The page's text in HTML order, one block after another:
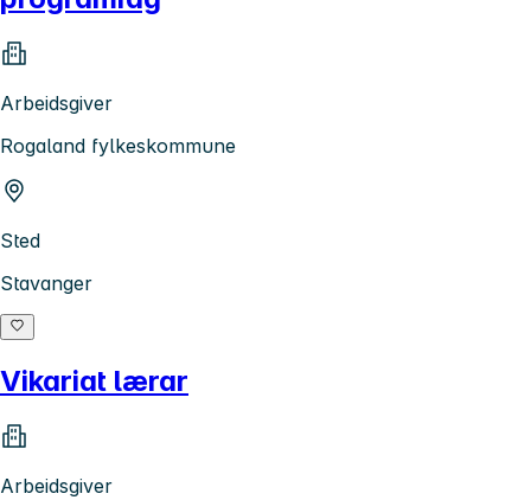
Arbeidsgiver
Rogaland fylkeskommune
Sted
Stavanger
Vikariat lærar
Arbeidsgiver